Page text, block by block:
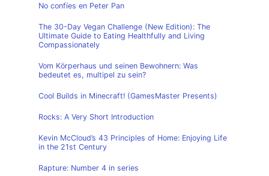
No confíes en Peter Pan
The 30-Day Vegan Challenge (New Edition): The
Ultimate Guide to Eating Healthfully and Living
Compassionately
Vom Körperhaus und seinen Bewohnern: Was
bedeutet es, multipel zu sein?
Cool Builds in Minecraft! (GamesMaster Presents)
Rocks: A Very Short Introduction
Kevin McCloud’s 43 Principles of Home: Enjoying Life
in the 21st Century
Rapture: Number 4 in series